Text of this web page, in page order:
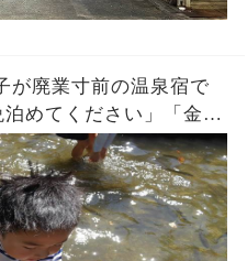
が廃業寸前の温泉宿で
泊めてください」「金な
！」→3ヶ月後、まさか